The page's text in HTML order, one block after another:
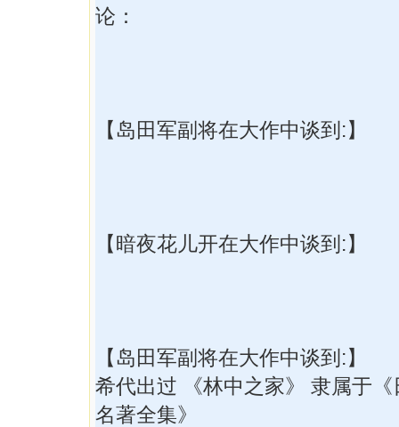
论：
【岛田军副将在大作中谈到:】
【暗夜花儿开在大作中谈到:】
【岛田军副将在大作中谈到:】
希代出过 《林中之家》 隶属于
名著全集》